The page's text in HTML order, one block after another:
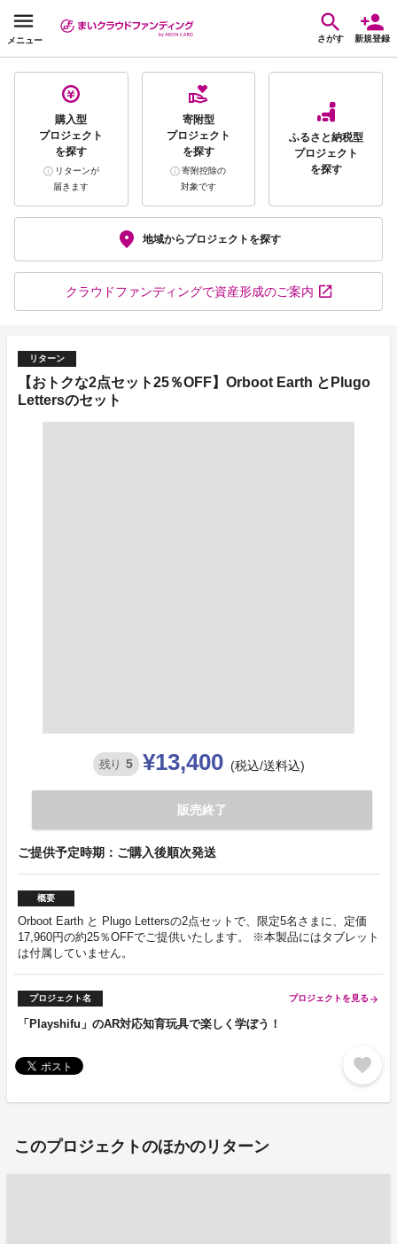
メニュー さがす 新規登録
購入型
プロジェクト
を探す
リターンが
届きます
寄附型
プロジェクト
を探す
寄附控除の
対象です
ふるさと納税型
プロジェクト
を探す
地域からプロジェクトを探す
クラウドファンディングで資産形成のご案内
リターン
【おトクな2点セット25％OFF】Orboot Earth とPlugo
Lettersのセット
残り 5 ¥13,400 (税込/送料込)
販売終了
ご提供予定時期：ご購入後順次発送
概要
Orboot Earth と Plugo Lettersの2点セットで、限定5名さまに、定価
17,960円の約25％OFFでご提供いたします。 ※本製品にはタブレット
は付属していません。
プロジェクト名 プロジェクトを見る arrow_forward
「Playshifu」のAR対応知育玩具で楽しく学ぼう！
favorite
このプロジェクトのほかのリターン